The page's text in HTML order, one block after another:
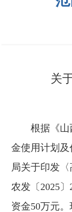
关
根据《山
金使用计划
局关于印发
农发〔2025
资金50万元